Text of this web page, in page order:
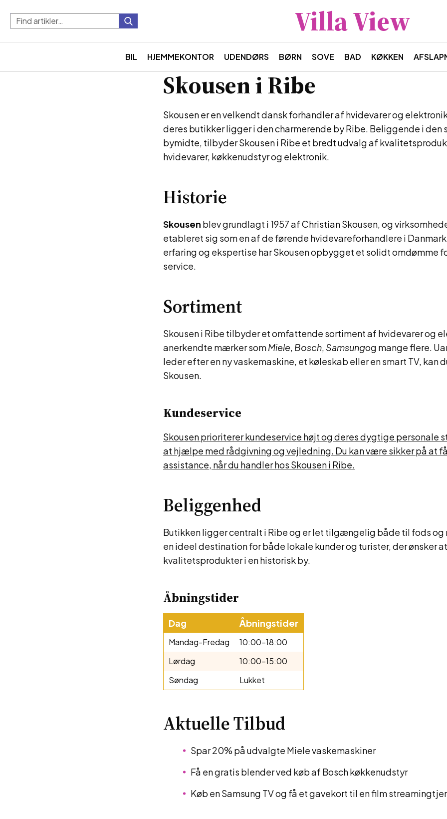
Villa View
BIL HJEMMEKONTOR UDENDØRS BØRN SOVE BAD KØKKEN
Skousen i Ribe
Skousen er en velkendt dansk forhandler af hvidevarer og
deres butikker ligger i den charmerende by Ribe. Beliggende i den
bymidte, tilbyder Skousen i Ribe et bredt udvalg af
hvidevarer, køkkenudstyr og elektronik.
Historie
Skousen blev grundlagt i 1957 af Christian Skousen, og
etableret sig som en af de førende hvidevareforhandlere i
erfaring og ekspertise har Skousen opbygget et solidt omdømme
service.
Sortiment
Skousen i Ribe tilbyder et omfattende sortiment af hvidevarer og
anerkendte mærker somMiele, Bosch, Samsungog mange flere.
leder efter en ny vaskemaskine, et køleskab eller en smart TV, kan
Skousen.
Kundeservice
Skousen prioriterer kundeservice højt og deres dygtige personale
at hjælpe med rådgivning og vejledning. Du kan være sikker på at
assistance, når du handler hos Skousen i Ribe.
Beliggenhed
Butikken ligger centralt i Ribe og er let tilgængelig både til fods og
en ideel destination for både lokale kunder og turister, der ønsker
kvalitetsprodukter i en historisk by.
Åbningstider
Dag Åbningstider
Mandag-Fredag
10:00-18:00
Lørdag
10:00-15:00
Søndag
Lukket
Aktuelle Tilbud
Spar 20% på udvalgte Miele vaskemaskiner
Få en gratis blender ved køb af Bosch køkkenudstyr
Køb en Samsung TV og få et gavekort til en film